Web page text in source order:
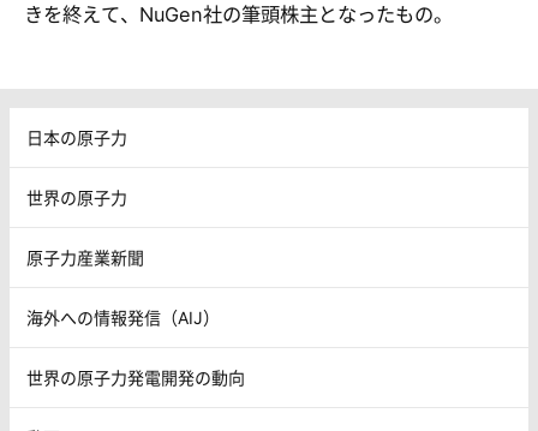
きを終えて、NuGen社の筆頭株主となったもの。
日本の原子力
世界の原子力
原子力産業新聞
海外への情報発信（AIJ）
世界の原子力発電開発の動向